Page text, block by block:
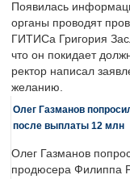
Появилась
органы проводят
ГИТИСа Григория
что он покидает
ректор написал
желанию.
Олег Газманов
после выплаты 12 млн
Олег Газманов
продюсера Филиппа